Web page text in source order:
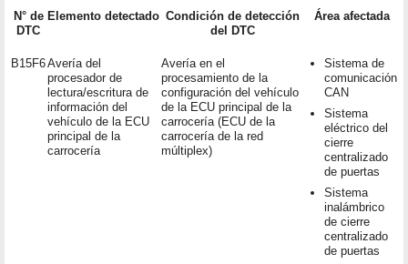
N° de
DTC
Elemento detectado Condición de detección
del DTC
Área afectada
B15F6Avería del
procesador de
lectura/escritura de
información del
vehículo de la ECU
principal de la
carrocería
Avería en el
procesamiento de la
configuración del vehículo
de la ECU principal de la
carrocería (ECU de la
carrocería de la red
múltiplex)
Sistema de
comunicación
CAN
Sistema
eléctrico del
cierre
centralizado
de puertas
Sistema
inalámbrico
de cierre
centralizado
de puertas